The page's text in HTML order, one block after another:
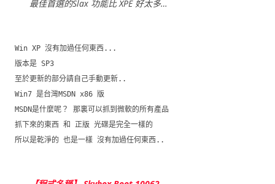
最佳首選的Slax 功能比 XPE 好太多…
Win XP 沒有加過任何東西...
版本是 SP3
至於更新的部分請自己手動更新..
Win7 是台灣MSDN x86 版
MSDN是什麼呢？ 那裏可以抓到微軟的所有產品
抓下來的東西 和 正版 光碟是完全一樣的
所以是乾淨的 也是一樣 沒有加過任何東西..